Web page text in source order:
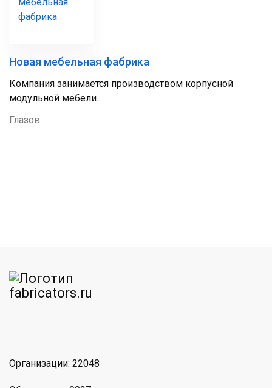
Новая мебельная фабрика
Компания занимается производством корпусной
модульной мебели.
Глазов
Организации: 22048